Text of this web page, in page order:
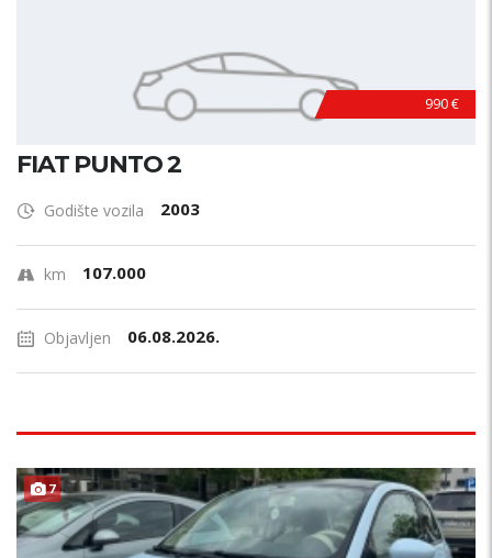
990 €
FIAT PUNTO 2
Godište vozila 2003
km 107.000
Objavljen 06.08.2026.
7